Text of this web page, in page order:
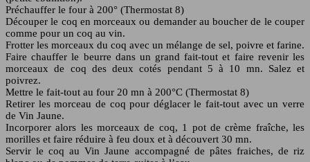
Préchauffer le four à 200° (Thermostat 8)
Découper le coq en morceaux ou demander au boucher de le couper
comme pour un coq au vin.
Frotter les morceaux du coq avec un mélange de sel, poivre et farine.
Faire chauffer le beurre dans un grand fait-tout et faire revenir les
morceaux de coq des deux cotés pendant 5 à 10 mn. Salez et
poivrez.
Mettre le fait-tout au four 20 mn à 200°C (Thermostat 8)
Retirer les morceau de coq pour déglacer le fait-tout avec un verre
de Vin Jaune.
Incorporer alors les morceaux de coq, 1 pot de crème fraîche, les
morilles et faire réduire à feu doux et à découvert 30 mn.
Servir le coq au Vin Jaune accompagné de pâtes fraiches, de riz